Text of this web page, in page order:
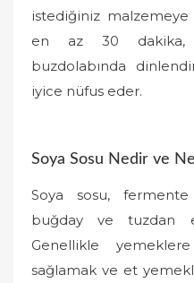
istediğiniz malzemeye
en az 30 dakika,
buzdolabında
iyice nüfus eder.
Soya Sosu Nedir ve
Soya sosu,
buğday ve tuzdan
Genellikle
sağlamak ve et